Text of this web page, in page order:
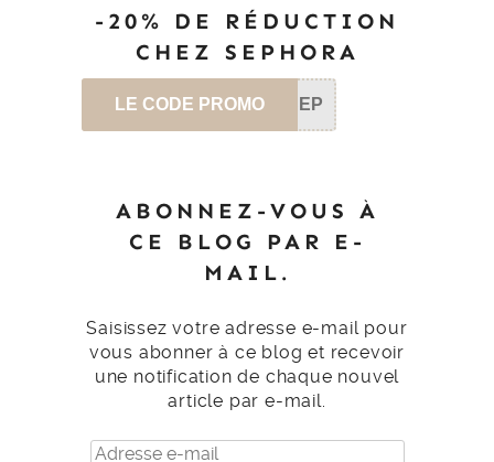
-20% DE RÉDUCTION
CHEZ SEPHORA
LE CODE PROMO SEP
ABONNEZ-VOUS À
CE BLOG PAR E-
MAIL.
Saisissez votre adresse e-mail pour
vous abonner à ce blog et recevoir
une notification de chaque nouvel
article par e-mail.
Adresse